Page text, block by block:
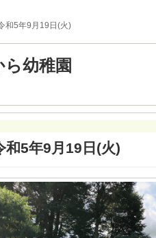
和5年9月19日(火)
幼稚園
和5年9月19日(火)